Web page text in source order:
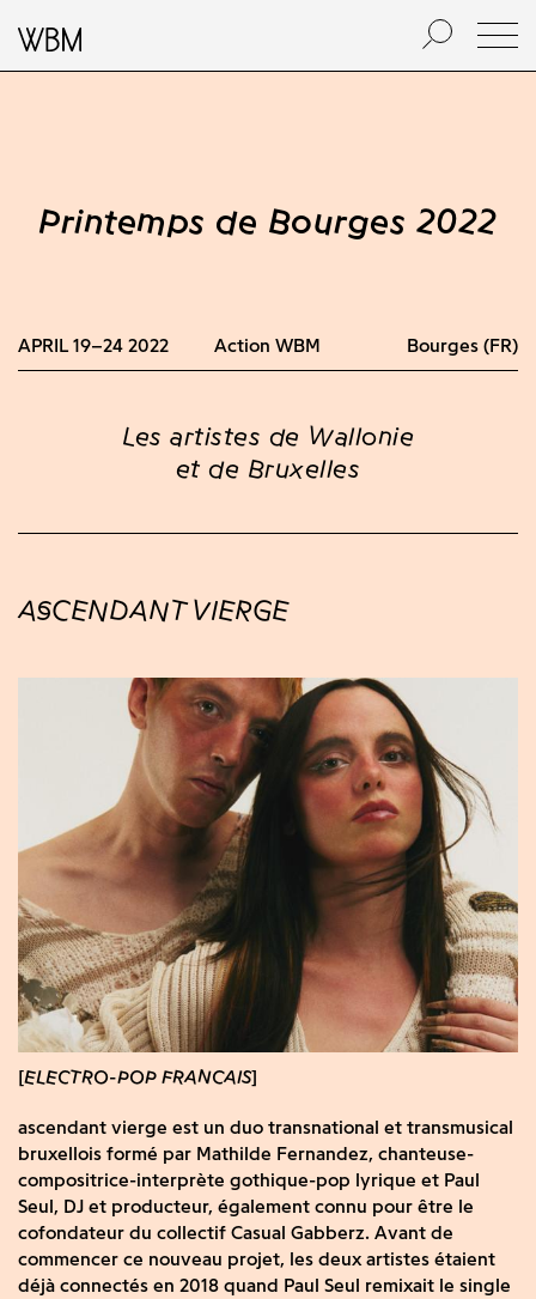
Printemps de Bourges 2022
APRIL 19–24 2022 Action WBM Bourges (FR)
Les artistes de Wallonie
et de Bruxelles
ASCENDANT VIERGE
ELECTRO-POP FRANCAIS
ascendant vierge est un duo transnational et transmusical
bruxellois formé par Mathilde Fernandez, chanteuse-
compositrice-interprète gothique-pop lyrique et Paul
Seul, DJ et producteur, également connu pour être le
cofondateur du collectif Casual Gabberz. Avant de
commencer ce nouveau projet, les deux artistes étaient
déjà connectés en 2018 quand Paul Seul remixait le single